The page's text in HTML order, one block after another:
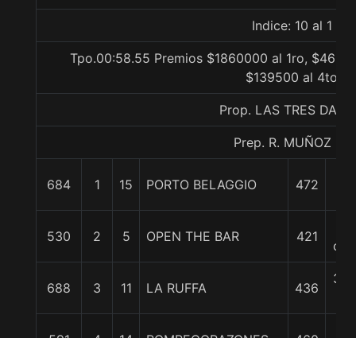
Indice: 10 al 1
Tpo.00:58.55 Premios $1860000 al 1ro,
$139500 al 4to
Prop. LAS TRES
Prep. R. MUÑOZ M.
684 1 15 PORTO BELAGGIO 472
530 2 5 OPEN THE BAR 421
688 3 11 LA RUFFA 436
3